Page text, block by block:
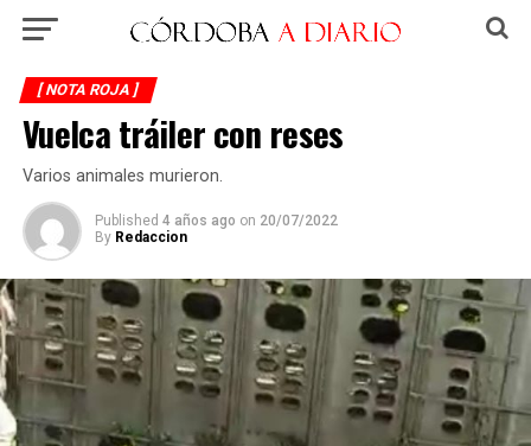
[ NOTA ROJA ]
Vuelca tráiler con reses
Varios animales murieron.
Published 4 años ago on 20/07/2022
By Redaccion